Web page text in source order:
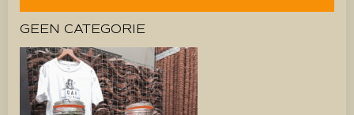
GEEN CATEGORIE